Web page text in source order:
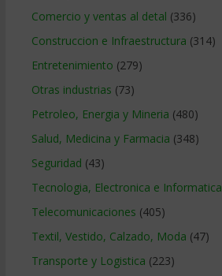
Comercio y ventas al detal (336)
Construccion e Infraestructura (314)
Entretenimiento (279)
Otras industrias (73)
Petroleo, Energia y Mineria (480)
Salud, Medicina y Farmacia (348)
Seguridad (43)
Tecnologia, Electronica e Informatica
Telecomunicaciones (405)
Textil, Vestido, Calzado, Moda (47)
Transporte y Logistica (223)